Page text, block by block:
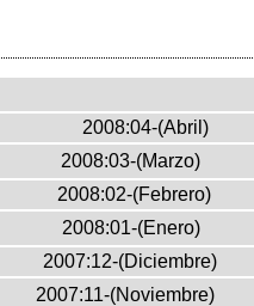
2008:04-(Abril)
2008:03-(Marzo)
2008:02-(Febrero)
2008:01-(Enero)
2007:12-(Diciembre)
2007:11-(Noviembre)